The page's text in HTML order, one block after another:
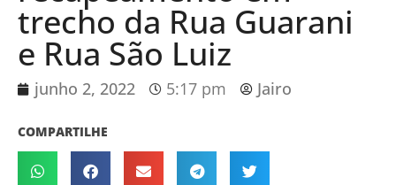
trecho da Rua Guarani
e Rua São Luiz
junho 2, 2022 5:17 pm Jairo
COMPARTILHE